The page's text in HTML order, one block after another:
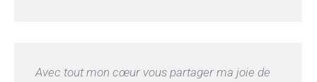
Avec tout mon cœur vous partager ma joie de